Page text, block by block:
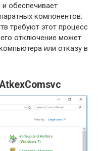
обеспечивает
компонентов.
требуют этот процесс
отключение может
или отказу в